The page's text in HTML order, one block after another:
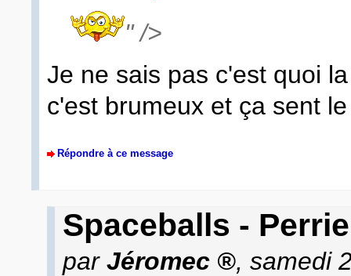
" />
Je ne sais pas c'est quoi
c'est brumeux et ça sent
Répondre à ce message
Spaceballs -
par Jéromec , samedi